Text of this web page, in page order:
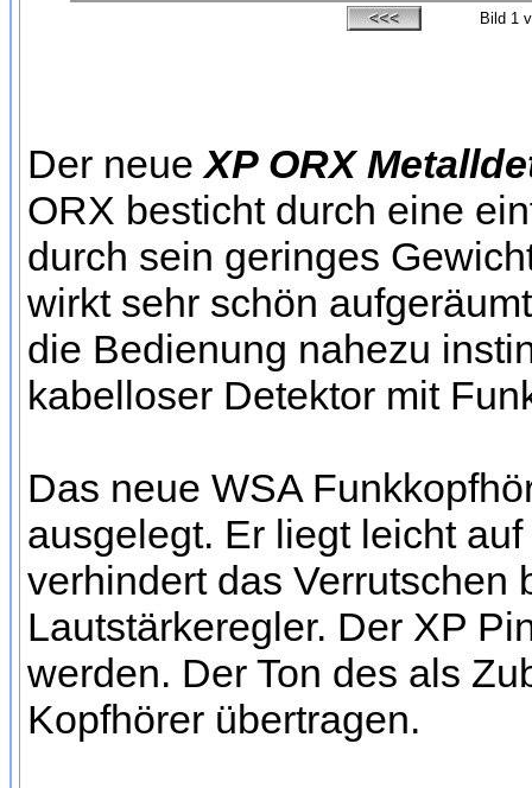
Bild 1
Der neueXP ORX
ORX besticht durch eine
durch sein geringes
wirkt sehr schön
die Bedienung nahezu
kabelloser Detektor mit
Das neue WSA
ausgelegt. Er liegt leicht
verhindert das Verrutschen
Lautstärkeregler. Der XP
werden. Der Ton des als
Kopfhörer übertragen.